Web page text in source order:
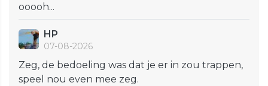
ooooh...
HP
07-08-2026
Zeg, de bedoeling was dat je er in zou trappen,
speel nou even mee zeg.